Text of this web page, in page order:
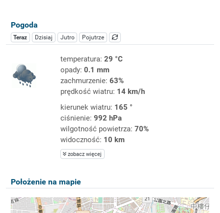
Pogoda
Teraz Dzisiaj Jutro Pojutrze
temperatura: 29 °C
opady: 0.1 mm
zachmurzenie: 63%
prędkość wiatru: 14 km/h
kierunek wiatru: 165 °
ciśnienie: 992 hPa
wilgotność powietrza: 70%
widoczność: 10 km
zobacz więcej
Położenie na mapie